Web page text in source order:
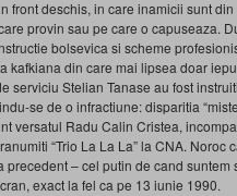
front deschis, in care inamicii sunt
provin sau pe care o capuseaza.
bolsevica si scheme
kafkiana din care mai lipsea doar
serviciu Stelian Tanase au fost
se de o infractiune: disparitia
versatul Radu Calin Cristea,
“Trio La La La” la CNA.
– cel putin de cand suntem
exact la fel ca pe 13 iunie 1990.